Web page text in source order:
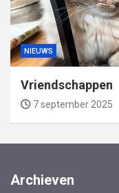
NIEUWS
Vriendschappen
7 september 2025
Archieven